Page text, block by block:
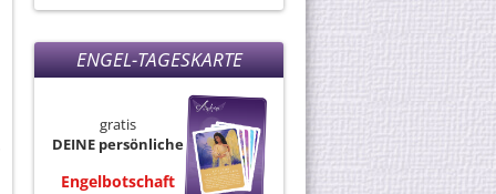
die Karmalösung die
ENGEL-TAGESKARTE
gratis
DEINE persönliche
Engelbotschaft